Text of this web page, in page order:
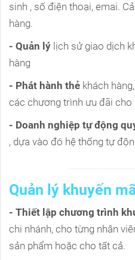
sinh , số điện thoại, emai.
hàng.
- Quản lý lịch sử giao dịch
hàng
- Phát hành thẻ khách
các chương trình ưu đãi cho
- Doanh nghiệp tự động
, dựa vào đó hệ thống tự
Quản lý khuyến
- Thiết lập chương trình
chi nhánh, cho từng nhân
sản phẩm hoặc cho tất cả.